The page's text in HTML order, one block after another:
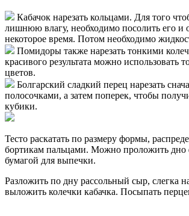
Кабачок нарезать кольцами. Для того
лишнюю влагу, необходимо посолить его и
некоторое время. Потом необходимо
Помидоры также нарезать тонкими
красивого результата можно использовать
цветов.
Болгарский сладкий перец нарезать
полосочками, а затем поперек, чтобы
кубики.
Тесто раскатать по размеру формы,
бортикам пальцами. Можно проложить дно
бумагой для выпечки.
Разложить по дну рассольный сыр, слегка
выложить колечки кабачка. Посыпать